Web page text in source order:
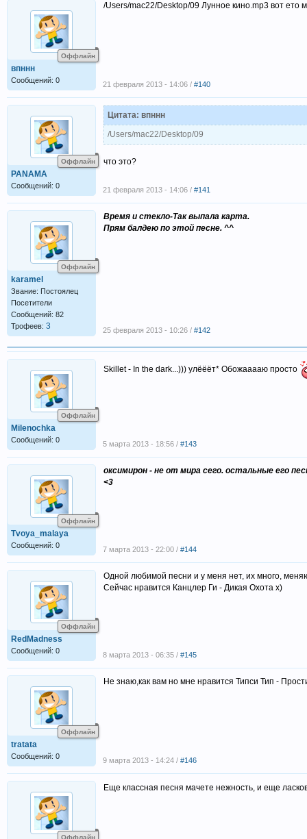
Оффлайн
впннн
Сообщений: 0
/Users/mac22/Desktop/09 Лунное кино.mp3 вот ето
21 февраля 2013 - 14:06 / #140
Оффлайн
PANAMA
Сообщений: 0
Цитата: впннн
/Users/mac22/Desktop/09
что это?
21 февраля 2013 - 14:06 / #141
Оффлайн
karamel
Звание: Постоялец
Посетители
Сообщений: 82
Трофеев: 3
Время и стекло-Так выпала карта.
Прям балдею по этой песне. ^^
25 февраля 2013 - 10:26 / #142
Оффлайн
Milenochka
Сообщений: 0
Skillet - In the dark...))) улёёёт* Обожааааю просто
5 марта 2013 - 18:56 / #143
Оффлайн
Tvoya_malaya
Сообщений: 0
оксимирон - не от мира сего. остальные его
<3
7 марта 2013 - 22:00 / #144
Оффлайн
RedMadness
Сообщений: 0
Одной любимой песни и у меня нет, их много,
Сейчас нравится Канцлер Ги - Дикая Охота х)
8 марта 2013 - 06:35 / #145
Оффлайн
tratata
Сообщений: 0
Не знаю,как вам но мне нравится Типси Тип -
9 марта 2013 - 14:24 / #146
Оффлайн
Еще классная песня мачете нежность, и еще